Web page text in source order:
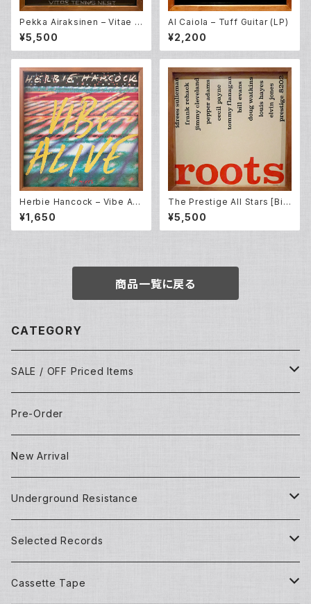
Pekka Airaksinen – Vitae T
ennis Nest (LP)
¥5,500
Al Caiola – Tuff Guitar (LP)
¥2,200
Herbie Hancock – Vibe Ali
ve (12EP)
¥1,650
The Prestige All Stars [Bill
Evans, Cecil Payne, Doug
Watkins, Elvin Jones, Fran
k Rehak, Idrees Sulieman,
an] – Roots (LP)
¥5,500
商品一覧に戻る
CATEGORY
SALE / OFF Priced Items
Dead Stocks
Techno/House/Dance Music
Used Items
Techno/House/Dance Music
Pre-Order
New Arrival
Underground Resistance
New Records
Used Records
Selected Records
New Records
Cassette Tape